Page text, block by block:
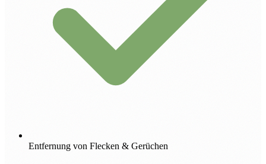
Entfernung von Flecken & Gerüchen